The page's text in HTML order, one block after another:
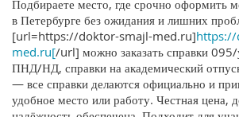
Подбираете место, где срочно оформить
в Петербурге без ожидания и лишних
[url=https://doktor-smajl-med.ru]
med.ru[/url] можно заказать справки
ПНД/НД, справки на академический
— все справки делаются официально и
удобное место или работу. Честная цена,